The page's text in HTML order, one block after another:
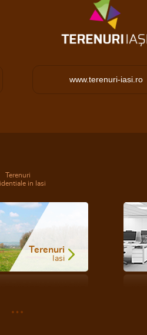
www.terenuri-iasi.ro
Terenuri
in Iasi
Terenuri
Iasi